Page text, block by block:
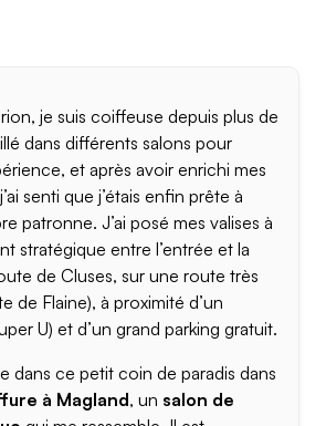
je suis coiffeuse depuis plus de
dans différents salons pour
et après avoir enrichi mes
senti que j’étais enfin prête à
patronne. J’ai posé mes valises à
stratégique entre l’entrée et la
de Cluses, sur une route très
de Flaine), à proximité d’un
U) et d’un grand parking gratuit.
dans ce petit coin de paradis dans
à Magland, un salon de